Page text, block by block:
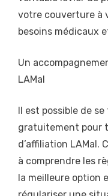
votre couverture à
besoins médicaux
Un
LAMal
Il est possible de
gratuitement pour
d’affiliation LAMal.
à comprendre les
la meilleure option